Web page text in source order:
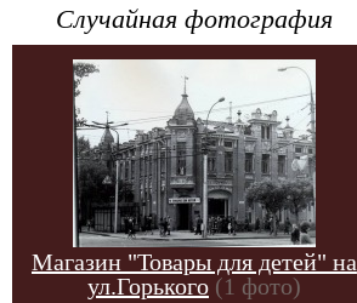
Случайная фотография
Магазин "Товары для детей" на
ул.Горького (1 фото)